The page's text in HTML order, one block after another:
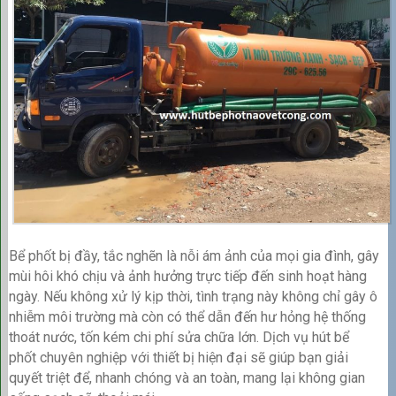
Bể phốt bị đầy, tắc nghẽn là nỗi ám ảnh của mọi gia đình, gây
mùi hôi khó chịu và ảnh hưởng trực tiếp đến sinh hoạt hàng
ngày. Nếu không xử lý kịp thời, tình trạng này không chỉ gây ô
nhiễm môi trường mà còn có thể dẫn đến hư hỏng hệ thống
thoát nước, tốn kém chi phí sửa chữa lớn. Dịch vụ hút bể
phốt chuyên nghiệp với thiết bị hiện đại sẽ giúp bạn giải
quyết triệt để, nhanh chóng và an toàn, mang lại không gian